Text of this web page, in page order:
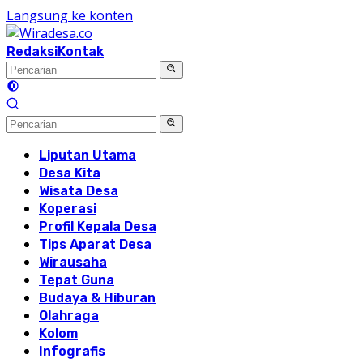
Langsung ke konten
RedaksiKontak
Liputan Utama
Desa Kita
Wisata Desa
Koperasi
Profil Kepala Desa
Tips Aparat Desa
Wirausaha
Tepat Guna
Budaya & Hiburan
Olahraga
Kolom
Infografis